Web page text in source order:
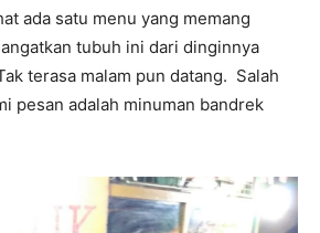
ada satu menu yang memang
tubuh ini dari dinginnya
terasa malam pun datang. Salah
pesan adalah minuman bandrek